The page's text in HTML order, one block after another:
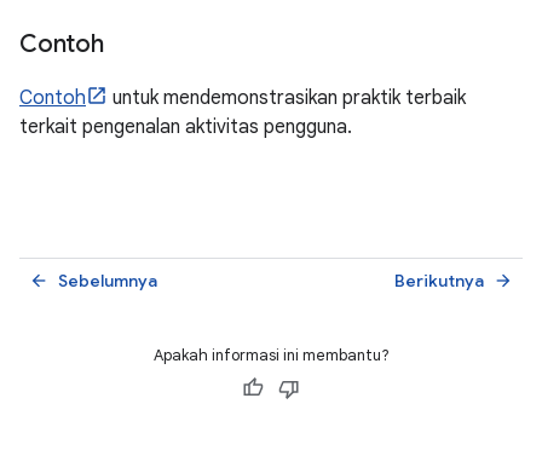
Contoh
Contoh
untuk mendemonstrasikan praktik terbaik
terkait pengenalan aktivitas pengguna.
Sebelumnya
arrow_back Berikutnya arrow_forward
Apakah informasi ini membantu?